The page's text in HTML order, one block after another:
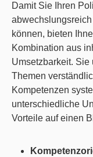
Damit Sie Ihren
können, bieten
Kombination aus
Umsetzbarkeit.
Themen
Kompetenzen
unterschiedliche
Vorteile auf einen